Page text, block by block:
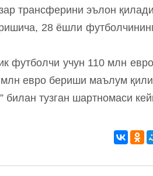
трансферини эълон
28 ёшли
футболчи учун 110 млн
евро бериши маълум
билан тузган шартномаси